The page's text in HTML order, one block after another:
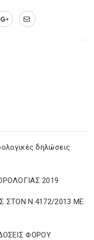
δηλώσεις
2019
ΣΤΟΝ Ν.4172/2013 ΜΕ
ΦΟΡΟΥ